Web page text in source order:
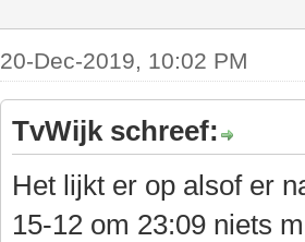
20-Dec-2019, 10:02 PM
TvWijk schreef:
Het lijkt er op alsof er
15-12 om 23:09 niets